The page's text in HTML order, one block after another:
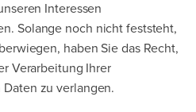
Interessen
Solange noch nicht feststeht,
haben Sie das Recht,
Verarbeitung Ihrer
zu verlangen.